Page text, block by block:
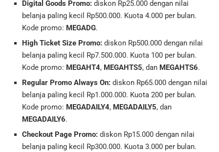
Digital Goods Promo: diskon Rp25.000 dengan nilai
belanja paling kecil Rp500.000. Kuota 4.000 per bulan.
Kode promo: MEGADG.
High Ticket Size Promo: diskon Rp500.000 dengan nilai
belanja paling kecil Rp7.500.000. Kuota 100 per bulan.
Kode promo: MEGAHT4, MEGAHTS5, dan MEGAHTS6.
Regular Promo Always On: diskon Rp65.000 dengan nilai
belanja paling kecil Rp1.000.000. Kuota 200 per bulan.
Kode promo: MEGADAILY4, MEGADAILY5, dan
MEGADAILY6.
Checkout Page Promo: diskon Rp15.000 dengan nilai
belanja paling kecil Rp300.000. Kuota 3.000 per bulan.